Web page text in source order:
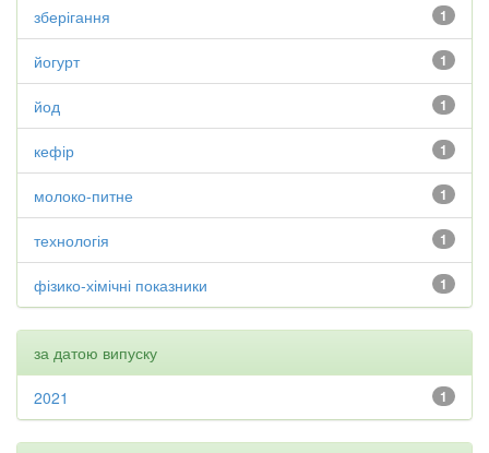
1
зберігання
1
йогурт
1
йод
1
кефір
1
молоко-питне
1
технологія
1
фізико-хімічні показники
за датою випуску
1
2021